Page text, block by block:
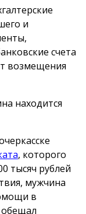
и
счета
возмещения
находится
, которого
тысяч рублей
мужчина
в
обещал